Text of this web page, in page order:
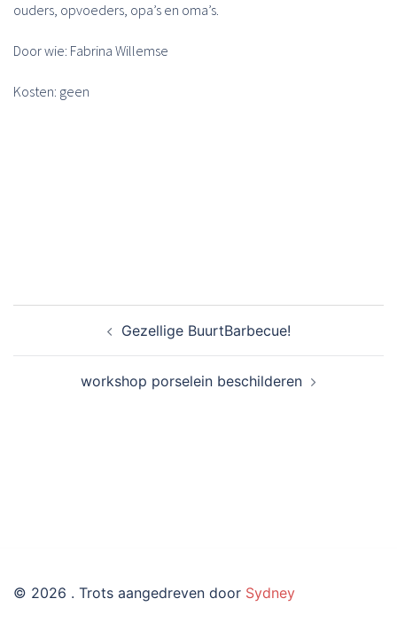
ouders, opvoeders, opa’s en oma’s.
Door wie: Fabrina Willemse
Kosten: geen
Gezellige BuurtBarbecue!
workshop porselein beschilderen
© 2026 . Trots aangedreven door Sydney